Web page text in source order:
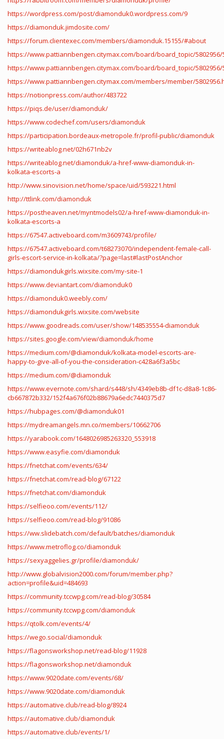
https://wordpress.com/post/diamonduk0.wordpress.com/9
https://diamonduk.jimdosite.com/
https://forum.clientexec.com/members/diamonduk.15155/#about
https://www.pattiannbengen.citymax.com/board/board_topic/5802956/
https://www.pattiannbengen.citymax.com/board/board_topic/5802956/
https://www.pattiannbengen.citymax.com/members/member/
https://notionpress.com/author/483722
https://piqs.de/user/diamonduk/
https://www.codechef.com/users/diamonduk
https://participation.bordeaux-metropole.fr/profil-public/diamonduk
https://writeablog.net/02h671nb2v
https://writeablog.net/diamonduk/a-href-www-diamonduk-in-
kolkata-escorts-a
http://www.sinovision.net/home/space/uid/593221.html
http://ttlink.com/diamonduk
https://postheaven.net/myntmodels02/a-href-www-diamonduk-in-
kolkata-escorts-a
https://67547.activeboard.com/m3609743/profile/
https://67547.activeboard.com/t68273070/independent-female-call-
girls-escort-service-in-kolkata/?page=last#lastPostAnchor
https://diamondukgirls.wixsite.com/my-site-1
https://www.deviantart.com/diamonduk0
https://diamonduk0.weebly.com/
https://diamondukgirls.wixsite.com/website
https://www.goodreads.com/user/show/148535554-diamonduk
https://sites.google.com/view/diamonduk/home
https://medium.com/@diamonduk/kolkata-model-escorts-are-
happy-to-give-all-of-you-the-consideration-c428a6f3a5bc
https://medium.com/@diamonduk
https://www.evernote.com/shard/s448/sh/4349eb8b-df1c-d8a8-1c86-
cb667872b332/152f4a676f02b88679a6edc7440375d7
https://hubpages.com/@diamonduk01
https://mydreamangels.mn.co/members/10662706
https://yarabook.com/1648026985263320_553918
https://www.easyfie.com/diamonduk
https://fnetchat.com/events/634/
https://fnetchat.com/read-blog/67122
https://fnetchat.com/diamonduk
https://selfieoo.com/events/112/
https://selfieoo.com/read-blog/91086
https://ww.slidebatch.com/default/batches/diamonduk
https://www.metroflog.co/diamonduk
https://sexyaggelies.gr/profile/diamonduk/
http://www.globalvision2000.com/forum/member.php?
action=profile&uid=484693
https://community.tccwpg.com/read-blog/30584
https://community.tccwpg.com/diamonduk
https://qtolk.com/events/4/
https://wego.social/diamonduk
https://flagonsworkshop.net/read-blog/11928
https://flagonsworkshop.net/diamonduk
https://www.9020date.com/events/68/
https://www.9020date.com/diamonduk
https://automative.club/read-blog/8924
https://automative.club/diamonduk
https://automative.club/events/1/